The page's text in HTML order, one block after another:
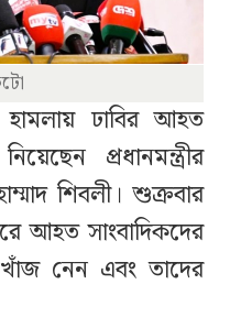
হামলায় ঢাবির আহত
প্রধানমন্ত্রীর
শিবলী। শুক্রবার
আহত সাংবাদিকদের
নেন এবং তাদের